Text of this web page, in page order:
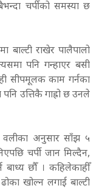
चर्पीको समस्या छ
बाल्टी राखेर पालैपालो
पनि गन्हाएर बसी
सीपमूलक काम गर्नका
उत्तिकै गाह्रो छ उनले
वलीका अनुसार साँझ ५
चर्पी जान मिल्दैन,
बाध्य छौँ । कहिलेकाहीँ
ढोका खोल्न लगाई बाल्टी